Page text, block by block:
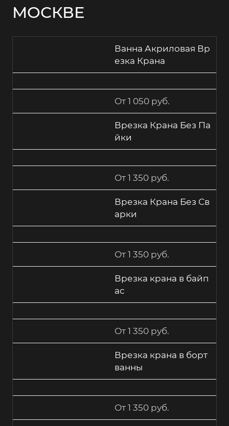
МОСКВЕ
Ванна Акриловая Вр
езка Крана
От 1 050 руб.
Врезка Крана Без Па
йки
От 1 350 руб.
Врезка Крана Без Св
арки
От 1 350 руб.
Врезка крана в байп
ас
От 1 350 руб.
Врезка крана в борт
ванны
От 1 350 руб.